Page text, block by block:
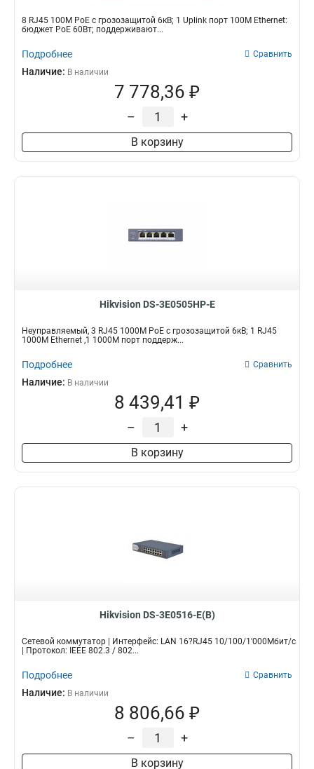
8 RJ45 100M PoE с грозозащитой 6кВ; 1 Uplink порт 100М Ethernet:
бюджет PoE 60Вт; поддерживают...
Подробнее Сравнить
Наличие: В наличии
7 778,36 ₽
– +
В корзину
Hikvision DS-3E0505HP-E
Неуправляемый, 3 RJ45 1000M PoE с грозозащитой 6кВ; 1 RJ45
1000M Ethernet ,1 1000M порт поддерж...
Подробнее Сравнить
Наличие: В наличии
8 439,41 ₽
– +
В корзину
Hikvision DS-3E0516-E(B)
Сетевой коммутатор | Интерфейс: LAN 16?RJ45 10/100/1'000Мбит/с
| Протокол: IEEE 802.3 / 802...
Подробнее Сравнить
Наличие: В наличии
8 806,66 ₽
– +
В корзину